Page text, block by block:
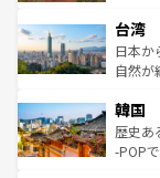
ならではの
情報は
れるお
人々、
ク、伝
ワイを、存
はコン
リアリ
ク）、
ど、見
いる。
ビング
い。オ
台湾
日本か
自然が
ン）、
と山間
驚きを
韓国
歴史あ
-POP